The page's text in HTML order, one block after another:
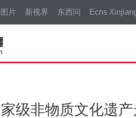
片 新视界 东西问 Ecns
级非物质文化遗